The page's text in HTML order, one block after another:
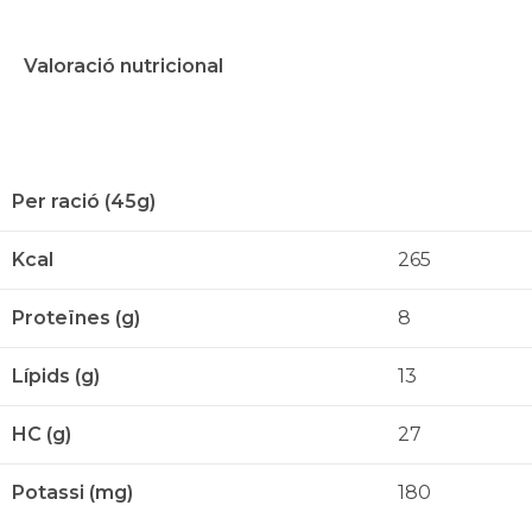
Valoració nutricional
Per ració (45g)
Kcal 265
Proteïnes (g) 8
Lípids (g) 13
HC (g) 27
Potassi (mg) 180